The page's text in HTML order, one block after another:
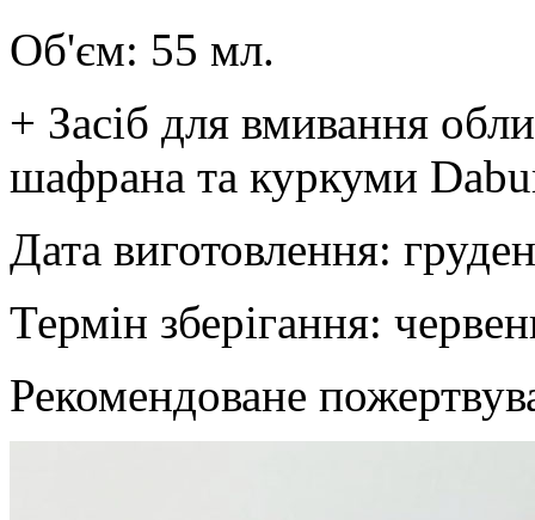
Об'єм: 55 мл.
+ Засіб для вмивання
шафрана та куркуми
Дата виготовлення:
Термін зберігання:
Рекомендоване